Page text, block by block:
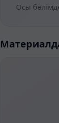
Осы